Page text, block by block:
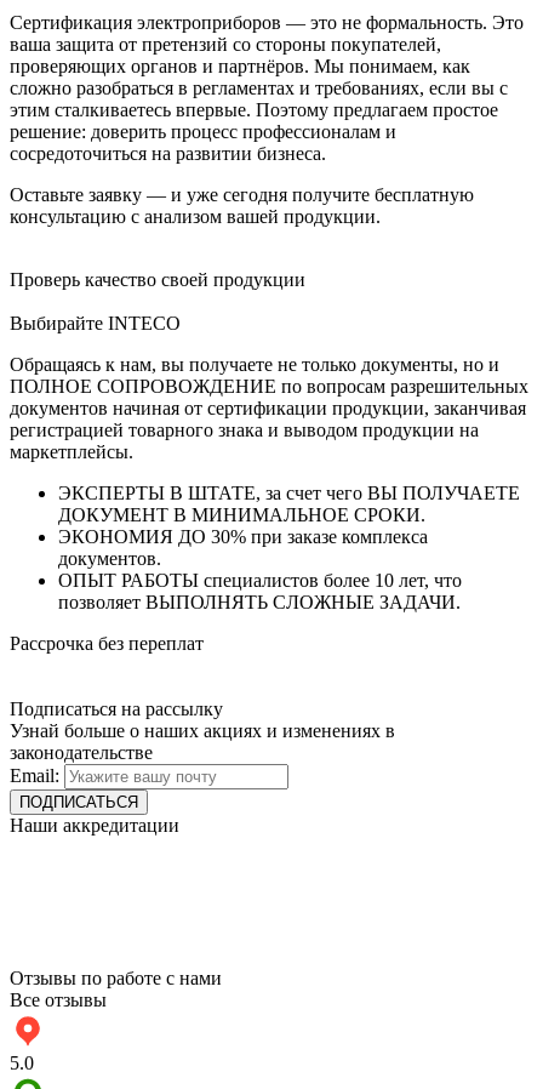
Сертификация электроприборов — это не формальность. Это
ваша защита от претензий со стороны покупателей,
проверяющих органов и партнёров. Мы понимаем, как
сложно разобраться в регламентах и требованиях, если вы с
этим сталкиваетесь впервые. Поэтому предлагаем простое
решение: доверить процесс профессионалам и
сосредоточиться на развитии бизнеса.
Оставьте заявку — и уже сегодня получите бесплатную
консультацию с анализом вашей продукции.
Проверь качество своей продукции
Выбирайте INTECO
Обращаясь к нам, вы получаете не только документы, но и
ПОЛНОЕ СОПРОВОЖДЕНИЕ по вопросам разрешительных
документов начиная от сертификации продукции, заканчивая
регистрацией товарного знака и выводом продукции на
маркетплейсы.
ЭКСПЕРТЫ В ШТАТЕ, за счет чего ВЫ ПОЛУЧАЕТЕ
ДОКУМЕНТ В МИНИМАЛЬНОЕ СРОКИ.
ЭКОНОМИЯ ДО 30% при заказе комплекса
документов.
ОПЫТ РАБОТЫ специалистов более 10 лет, что
позволяет ВЫПОЛНЯТЬ СЛОЖНЫЕ ЗАДАЧИ.
Рассрочка без переплат
Подписаться на рассылку
Узнай больше о наших акциях и изменениях в
законодательстве
Email:
Наши аккредитации
Отзывы по работе с нами
Все отзывы
5.0